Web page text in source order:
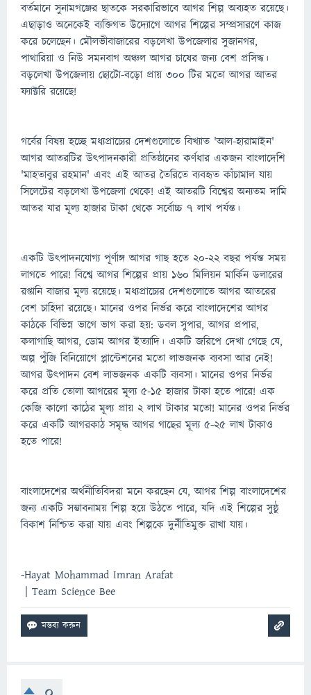
বর্তমানে সুনামগঞ্জের ছাতকে সরকারিভাবে আগর শিল্প অব্যহত রয়েছে।
এছাড়াও অনেকেই ব্যক্তিগত উদ্যোগে আগর শিল্পের সম্প্রসারণে কাজ
করে চলেছেন। মৌলভীবাজারের বড়লেখা উপজেলার সুজানগর,
পাথারিয়া ও নিউ সমনবাগ অঞ্চল আগর চাষের জন্য বেশ প্রসিদ্ধ।
বড়লেখা উপজেলায় ছোটো-বড়ো প্রায় ৩০০ টির মতো আগর আতর
ফ্যাক্টরি রয়েছে!
গর্বের বিষয় হচ্ছে মধ্যপ্রাচ্যের দেশগুলোতে বিখ্যাত 'আল-হারামাইন'
আগর আতরটির উৎপাদনকারী প্রতিষ্ঠানের কর্ণধার একজন বাংলাদেশি
'মাহতাবুর রহমান' এবং এই আতর তৈরিতে ব্যবহৃত কাঁচামাল যায়
সিলেটের বড়লেখা উপজেলা থেকে! এই আতরটি বিশ্বের অন্যতম দামি
আতর যার মূল্য হাজার টাকা থেকে সর্বোচ্চ ৭ লাখ পর্যন্ত।
একটি উৎপাদনযোগ্য পূর্ণাঙ্গ আগর গাছ হতে ২০-২২ বছর পর্যন্ত সময়
লাগতে পারে! বিশ্বে আগর শিল্পের প্রায় ১৬০ মিলিয়ন মার্কিন ডলারের
রপ্তানি বাজার মূল্য রয়েছে। মধ্যপ্রাচ্যের দেশগুলোতে আগর আতরের
বেশ চাহিদা রয়েছে। মানের ওপর নির্ভর করে বাংলাদেশের আগর
কাঠকে বিভিন্ন ভাগে ভাগ করা হয়: ডবল সুপার, আগর প্রপার,
কলাগাছি আগর, ডোম আগর ইত্যাদি। একটি জরিপে দেখা গেছে যে,
অল্প পুঁজি বিনিয়োগে প্লান্টেশনের মতো লাভজনক ব্যবসা আর নেই!
আগর উৎপাদন বেশ লাভজনক একটি ব্যবসা। মানের ওপর নির্ভর
করে প্রতি তোলা আগরের মূল্য ৫-১৫ হাজার টাকা হতে পারে! এক
কেজি কালো কাঠের মূল্য প্রায় ২ লাখ টাকার মতো! মানের ওপর নির্ভর
করে একটি আগরকাঠ সমৃদ্ধ আগর গাছের মূল্য ৫-২৫ লাখ টাকাও
হতে পারে!
বাংলাদেশের অর্থনীতিবিদরা মনে করছেন যে, আগর শিল্প বাংলাদেশের
জন্য একটি সম্ভাবনাময় শিল্প হয়ে উঠতে পারে, যদি এই শিল্পের সুষ্ঠু
বিকাশ নিশ্চিত করা যায় এবং শিল্পকে দুর্নীতিমুক্ত রাখা যায়।
-Hayat Mohammad Imran Arafat
| Team Science Bee